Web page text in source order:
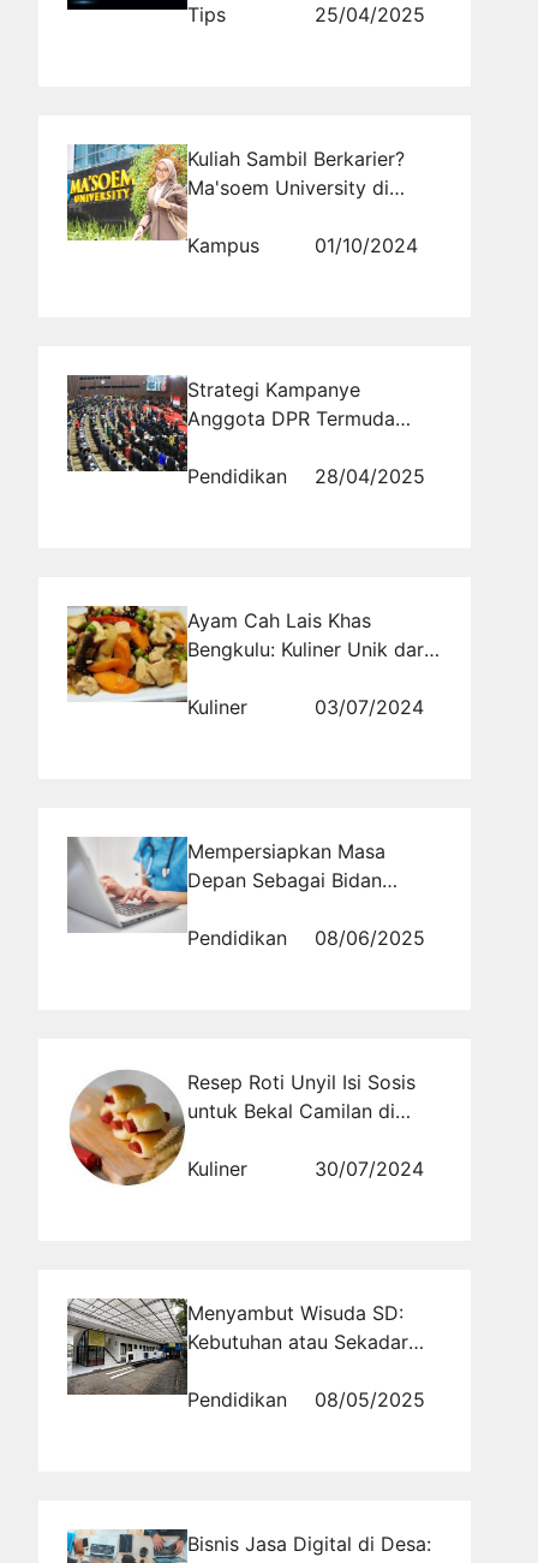
Vote untuk Hasil Optimal?
Tips 25/04/2025
Kuliah Sambil Berkarier?
Ma'soem University di
Kampus
01/10/2024
Strategi Kampanye
Anggota DPR Termuda
Suara Pemilih
Pendidikan 28/04/2025
Ayam Cah Lais Khas
Bengkulu: Kuliner Unik dari
Kuliner
03/07/2024
Mempersiapkan Masa
Depan Sebagai Bidan
Pendidikan
08/06/2025
Resep Roti Unyil Isi Sosis
untuk Bekal Camilan di
Indonesia dengan Cita Rasa
Kuliner 30/07/2024
Menyambut Wisuda SD:
Kebutuhan atau Sekadar
Pendidikan
08/05/2025
Bisnis Jasa Digital di Desa: